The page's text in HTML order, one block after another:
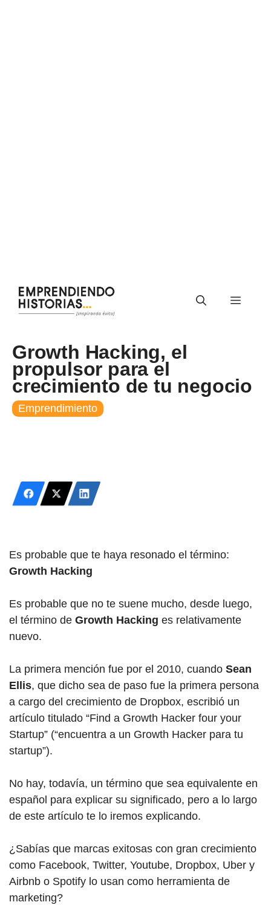
contenido
Menú
Growth Hacking, el
propulsor para el
crecimiento de tu negocio
Emprendimiento
Es probable que te haya resonado el término:
Growth Hacking
Es probable que no te suene mucho, desde luego,
el término de Growth Hacking es relativamente
nuevo.
La primera mención fue por el 2010, cuando Sean
Ellis, que dicho sea de paso fue la primera persona
a cargo del crecimiento de Dropbox, escribió un
artículo titulado “Find a Growth Hacker four your
Startup” (“encuentra a un Growth Hacker para tu
startup”).
No hay, todavía, un término que sea equivalente en
español para explicar su significado, pero a lo largo
de este artículo te lo iremos explicando.
¿Sabías que marcas exitosas con gran crecimiento
como Facebook, Twitter, Youtube, Dropbox, Uber y
Airbnb o Spotify lo usan como herramienta de
marketing?